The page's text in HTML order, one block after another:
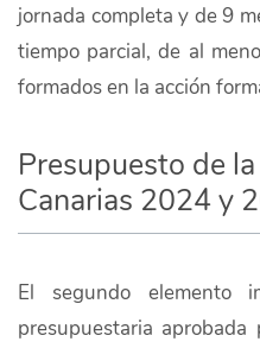
jornada completa y de 9
tiempo parcial, de al
formados en la acción
Presupuesto de
Canarias 2024 y
El segundo elemento
presupuestaria